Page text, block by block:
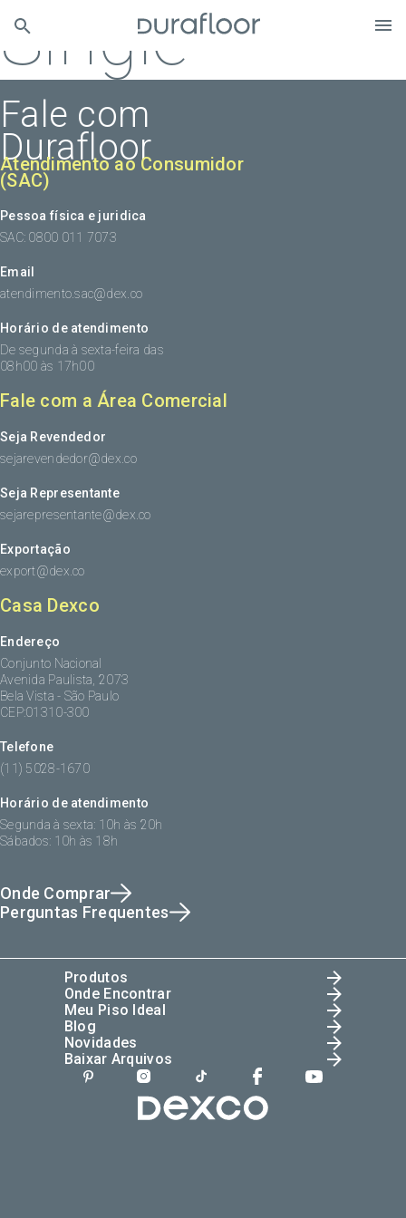
Single
Fale com
Durafloor
Atendimento ao Consumidor
(SAC)
Pessoa física e juridica
SAC: 0800 011 7073
Email
atendimento.sac@dex.co
Horário de atendimento
De segunda à sexta-feira das
08h00 às 17h00
Fale com a Área Comercial
Seja Revendedor
sejarevendedor@dex.co
Seja Representante
sejarepresentante@dex.co
Exportação
export@dex.co
Casa Dexco
Endereço
Conjunto Nacional
Avenida Paulista, 2073
Bela Vista - São Paulo
CEP:01310-300
Telefone
(11) 5028-1670
Horário de atendimento
Segunda à sexta: 10h às 20h
Sábados: 10h às 18h
Onde Comprar
Perguntas Frequentes
Produtos
Onde Encontrar
Meu Piso Ideal
Blog
Novidades
Baixar Arquivos